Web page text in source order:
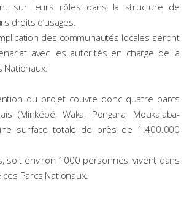
sur leurs rôles dans la structure de
droits d’usages.
des communautés locales seront
avec les autorités en charge de la
Nationaux.
du projet couvre donc quatre parcs
(Minkébé, Waka, Pongara, Moukalaba-
surface totale de près de 1.400.000
soit environ 1000 personnes, vivent dans
Parcs Nationaux.